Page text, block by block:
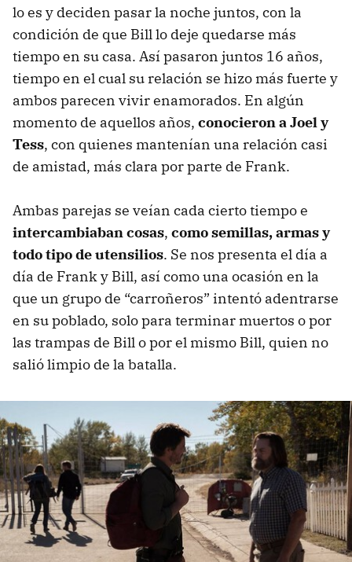
lo es y deciden pasar la noche juntos, con la
condición de que Bill lo deje quedarse más
tiempo en su casa. Así pasaron juntos 16 años,
tiempo en el cual su relación se hizo más fuerte y
ambos parecen vivir enamorados. En algún
momento de aquellos años, conocieron a Joel y
Tess, con quienes mantenían una relación casi
de amistad, más clara por parte de Frank.
Ambas parejas se veían cada cierto tiempo e
intercambiaban cosas, como semillas, armas y
todo tipo de utensilios. Se nos presenta el día a
día de Frank y Bill, así como una ocasión en la
que un grupo de “carroñeros” intentó adentrarse
en su poblado, solo para terminar muertos o por
las trampas de Bill o por el mismo Bill, quien no
salió limpio de la batalla.